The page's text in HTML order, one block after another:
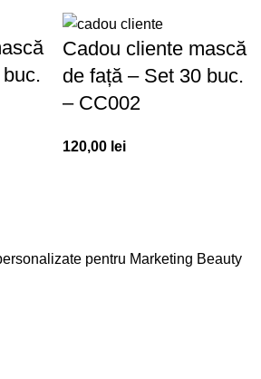
Cadou cliente mască
de față – Set 30 buc.
– CC002
120,00 lei
pentru Marketing Beauty